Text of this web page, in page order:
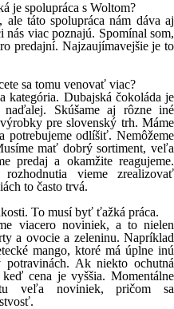
je spolupráca s Woltom?
ale táto spolupráca nám dáva aj
viac poznajú. Spomínal som,
predajní. Najzaujímavejšie je to
sa tomu venovať viac?
kategória. Dubajská čokoláda je
Skúšame aj rôzne iné
pre slovenský trh. Máme
potrebujeme odlíšiť. Nemôžeme
mať dobrý sortiment, veľa
predaj a okamžite reagujeme.
vieme zrealizovať
to často trvá.
To musí byť ťažká práca.
viacero noviniek, a to nielen
a ovocie a zeleninu. Napríklad
mango, ktoré má úplne inú
Ak niekto ochutná
cena je vyššia. Momentálne
veľa noviniek, pričom sa